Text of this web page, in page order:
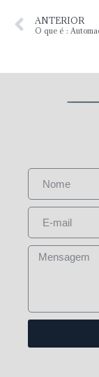
ANTERIOR
O que é :